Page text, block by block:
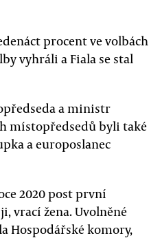
procent ve volbách
vyhráli a Fiala se stal
a ministr
místopředsedů byli také
a europoslanec
2020 post první
vrací žena. Uvolněné
Hospodářské komory,